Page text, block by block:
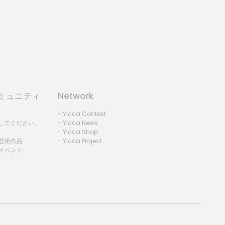
ュニティ
ください。
術作品
ベント
Network
- Yicca Contest
- Yicca News
- Yicca Shop
- Yicca Project